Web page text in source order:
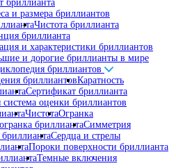
бриллианта
и размера бриллиантов
Чистота бриллианта
бриллианта
и характеристики бриллиантов
и дорогие бриллианты в мире
бриллиантов
бриллиантовКаратность
Сертификат бриллианта
система оценки бриллиантов
ЧистотаОгранка
бриллиантаСимметрия
Сердца и стрелы
Пороки поверхности бриллианта
Темные включения